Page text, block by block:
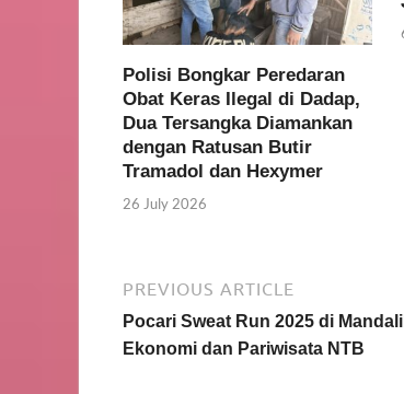
Polisi Bongkar Peredaran
Obat Keras Ilegal di Dadap,
Dua Tersangka Diamankan
dengan Ratusan Butir
Tramadol dan Hexymer
26 July 2026
PREVIOUS ARTICLE
Pocari Sweat Run 2025 di
Ekonomi dan Pariwisata NTB